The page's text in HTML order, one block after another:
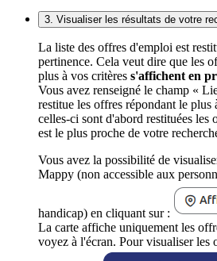
3. Visualiser les résultats de votre
La liste des offres d'emploi est
pertinence. Cela veut dire que les
plus à vos critères s'affichent en
Vous avez renseigné le champ «
restitue les offres répondant le plus
celles-ci sont d'abord restituées les
est le plus proche de votre
Vous avez la possibilité de
Mappy (non accessible aux
handicap) en cliquant sur :
La carte affiche uniquement les
voyez à l'écran. Pour visualiser les